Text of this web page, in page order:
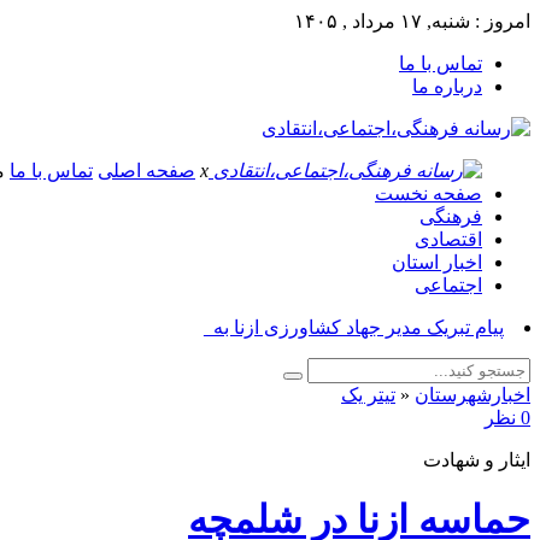
امروز : شنبه, ۱۷ مرداد , ۱۴۰۵
تماس با ما
درباره ما
x صفحه اصلی تماس با ما
صفحه نخست
فرهنگی
اقتصادی
اخبار استان
اجتماعی
پیام تبریک مدیر جهاد کشاورزی ازنا به مناسبت روز_
اخبارشهرستان « تیتر یک
0 نظر
ایثار و شهادت
حماسه ازنا در شلمچه